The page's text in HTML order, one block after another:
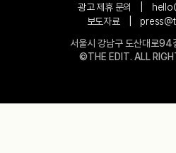
광고 제휴 문의
보도자료
서울시 강남구 도산대로94
©THE EDIT. ALL